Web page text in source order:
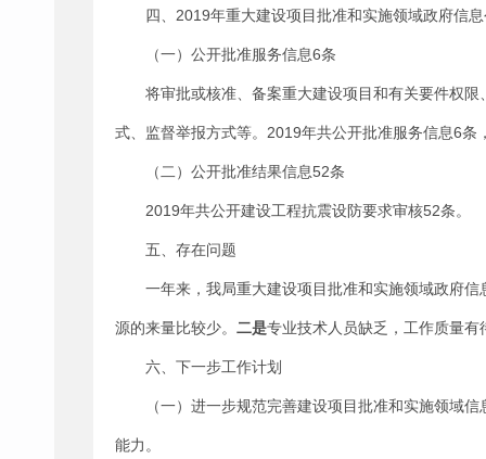
四、2019年重大建设项目批准和实施领域政府信
（一）公开批准服务信息6条
将审批或核准、备案重大建设项目和有关要件权
式、监督举报方式等。2019年共公开批准服务信息6
（二）公开批准结果信息52条
2019年共公开建设工程抗震设防要求审核52条。
五、存在问题
一年来，我局重大建设项目批准和实施领域政府
源的来量比较少。 二是专业技术人员缺乏，工作质量有
六、下一步工作计划
（一）进一步规范完善建设项目批准和实施领域
能力。